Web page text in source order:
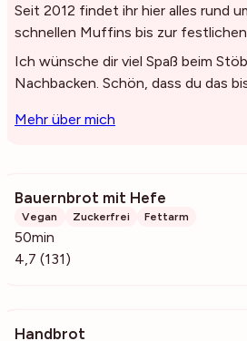
Seit 2012 findet ihr hier alles rund
schnellen Muffins bis zur festlichen
Ich wünsche dir viel Spaß beim
Nachbacken. Schön, dass du das
Mehr über mich
Bauernbrot mit Hefe
Vegan Zuckerfrei Fettarm
50min
4,7 (131)
Handbrot